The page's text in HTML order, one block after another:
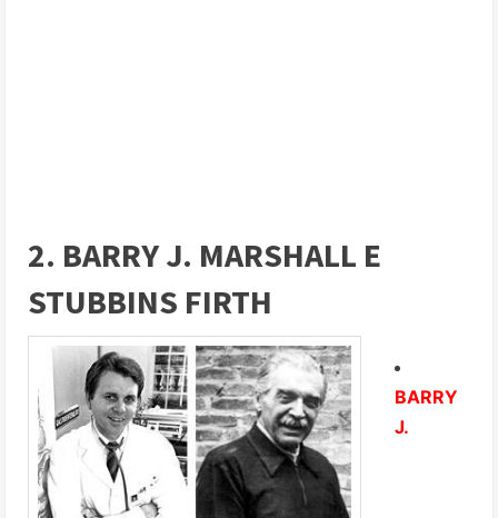
2. BARRY J. MARSHALL E
STUBBINS FIRTH
BARRY
J.